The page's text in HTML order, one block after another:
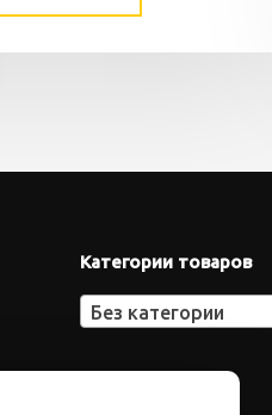
Категории товаров
Без категории